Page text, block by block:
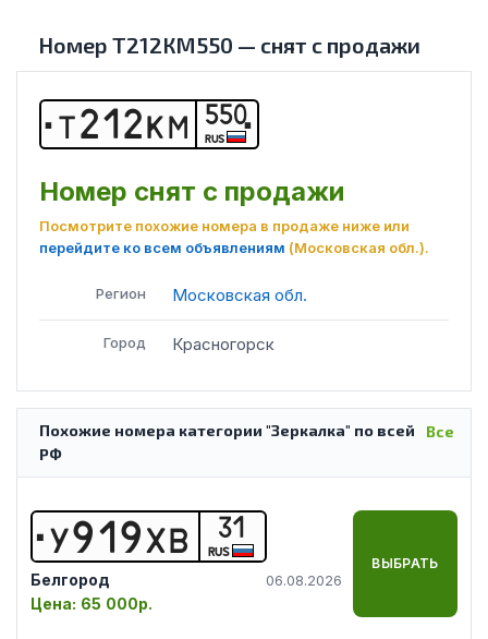
Номер Т212КМ550 — снят с продажи
Т21 2КМ 550
RUS
Номер снят с продажи
Посмотрите похожие номера в продаже ниже или
перейдите ко всем объявлениям (Московская обл.).
Регион Московская обл.
Город Красногорск
Все
Похожие номера категории "Зеркалка" по всей
РФ
У91 9ХВ 31
RUS
Белгород 06.08.2026
Цена: 65 000р.
ВЫБРАТЬ